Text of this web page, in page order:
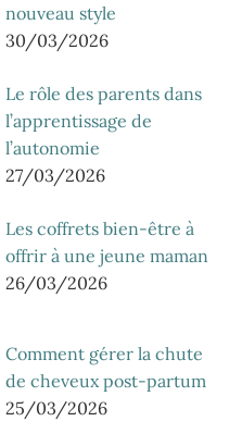
nouveau style
30/03/2026
Le rôle des parents dans
l’apprentissage de
l’autonomie
27/03/2026
Les coffrets bien-être à
offrir à une jeune maman
26/03/2026
Comment gérer la chute
de cheveux post-partum
25/03/2026